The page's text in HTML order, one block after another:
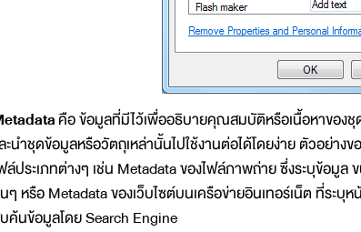
คือ ข้อมูลที่มีไว้เพื่ออธิบายคุณสมบัติหรือเนื้อหาของชุ
ะนำชุดข้อมูลหรือวัตถุเหล่านั้นไปใช้งานต่อได้โดยง่าย ตัวอย่า
ล์ประเภทต่างๆ เช่น Metadata ของไฟล์ภาพถ่าย ซึ่งระบุข้อมู
ๆ หรือ Metadata ของเว็บไซต์บนเครือข่ายอินเทอร์เน็ต ที่ระบุ
ค้นข้อมูลโดย Search Engine